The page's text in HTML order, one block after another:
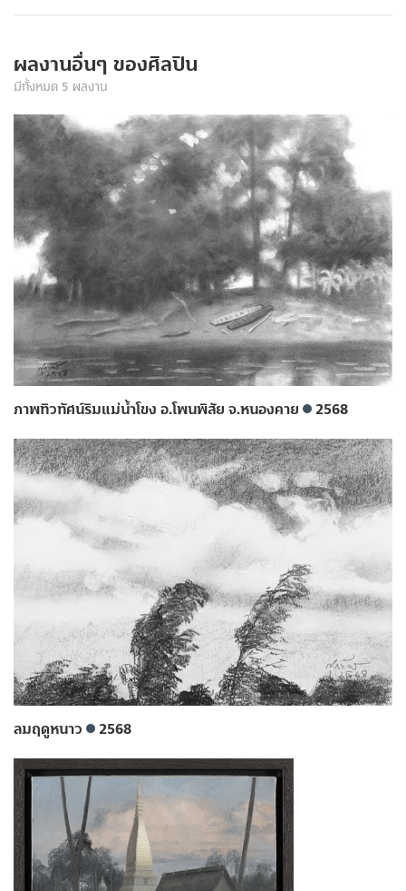
ผลงานอื่นๆ ของศิลปิน
มีทั้งหมด 5 ผลงาน
ภาพทิวทัศน์ริมแม่น้ำโขง อ.โพนพิสัย จ.หนองคาย 2568
ลมฤดูหนาว 2568